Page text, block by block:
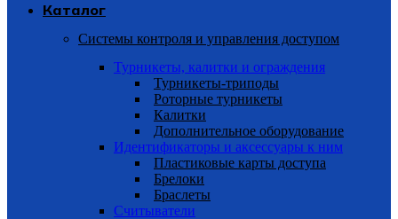
Каталог
Системы контроля и управления доступом
Турникеты, калитки и ограждения
Турникеты-триподы
Роторные турникеты
Калитки
Дополнительное оборудование
Идентификаторы и аксессуары к ним
Пластиковые карты доступа
Брелоки
Браслеты
Считыватели